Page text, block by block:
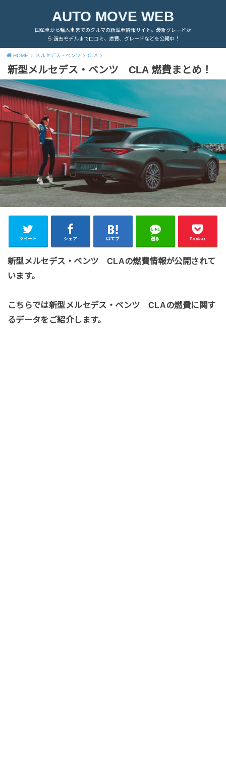
AUTO MOVE WEB
国産車から輸入車までのクルマの新型車情報サイト。最新グレードか
ら 過去モデルまで口コミ、燃費、グレードなどを公開中！
HOME メルセデス・ベンツ CLA
新型メルセデス・ベンツ CLA 燃費まとめ！
ツイート シェア はてブ 送る Pocket
新型メルセデス・ベンツ CLAの燃費情報が公開されて
います。
こちらでは新型メルセデス・ベンツ CLAの燃費に関す
るデータをご紹介します。